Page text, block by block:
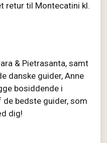
retur til Montecatini kl.
& Pietrasanta, samt
danske guider, Anne
bosiddende i
de bedste guider, som
dig!